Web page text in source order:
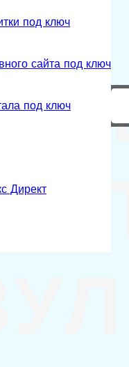
под ключ
сайта под ключ
под ключ
Директ